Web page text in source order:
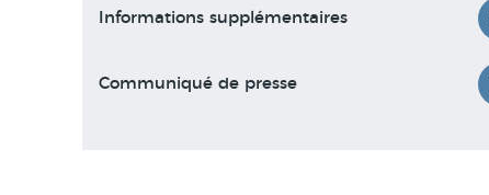
Informations supplémentaires
Communiqué de presse